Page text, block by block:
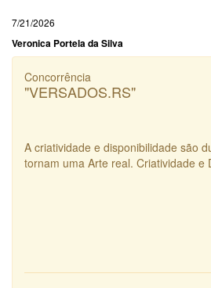
7/21/2026
Veronica Portela da Silva
Concorrência
"VERSADOS.RS"
A criatividade e disponibilidade são
tornam uma Arte real. Criatividade e